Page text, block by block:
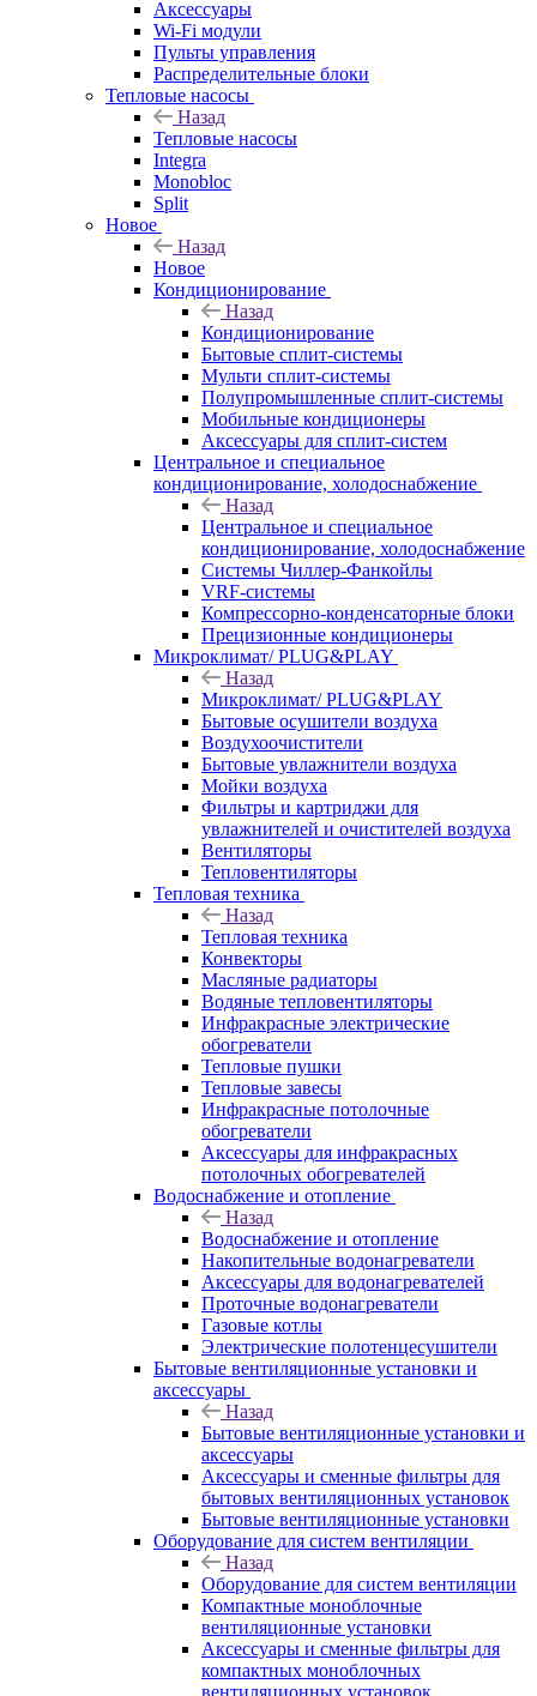
Аксессуары
Wi-Fi модули
Пульты управления
Распределительные блоки
Тепловые насосы
Назад
Тепловые насосы
Integra
Monobloc
Split
Новое
Назад
Новое
Кондиционирование
Назад
Кондиционирование
Бытовые сплит-системы
Мульти сплит-системы
Полупромышленные сплит-системы
Мобильные кондиционеры
Аксессуары для сплит-систем
Центральное и специальное
кондиционирование, холодоснабжение
Назад
Центральное и специальное
кондиционирование, холодоснабжение
Системы Чиллер-Фанкойлы
VRF-системы
Компрессорно-конденсаторные блоки
Прецизионные кондиционеры
Микроклимат/ PLUG&PLAY
Назад
Микроклимат/ PLUG&PLAY
Бытовые осушители воздуха
Воздухоочистители
Бытовые увлажнители воздуха
Мойки воздуха
Фильтры и картриджи для
увлажнителей и очистителей воздуха
Вентиляторы
Тепловентиляторы
Тепловая техника
Назад
Тепловая техника
Конвекторы
Масляные радиаторы
Водяные тепловентиляторы
Инфракрасные электрические
обогреватели
Тепловые пушки
Тепловые завесы
Инфракрасные потолочные
обогреватели
Аксессуары для инфракрасных
потолочных обогревателей
Водоснабжение и отопление
Назад
Водоснабжение и отопление
Накопительные водонагреватели
Аксессуары для водонагревателей
Проточные водонагреватели
Газовые котлы
Электрические полотенцесушители
Бытовые вентиляционные установки и
аксессуары
Назад
Бытовые вентиляционные установки и
аксессуары
Аксессуары и сменные фильтры для
бытовых вентиляционных установок
Бытовые вентиляционные установки
Оборудование для систем вентиляции
Назад
Оборудование для систем вентиляции
Компактные моноблочные
вентиляционные установки
Аксессуары и сменные фильтры для
компактных моноблочных
вентиляционных установок